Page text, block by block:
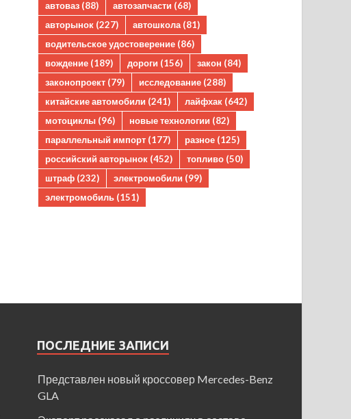
автоваз (88) автозапчасти (68)
авторынок (227) автошкола (81)
водительское удостоверение (86)
вождение (189) дороги (156) закон (84)
законопроект (79) исследование (288)
китайские автомобили (241) лайфхак (642)
мотоциклы (96) новые технологии (82)
параллельный импорт (177) разное (125)
российский авторынок (452) топливо (50)
штраф (232) электромобили (99)
электромобиль (151)
ПОСЛЕДНИЕ ЗАПИСИ
Представлен новый кроссовер Mercedes-Benz
GLA